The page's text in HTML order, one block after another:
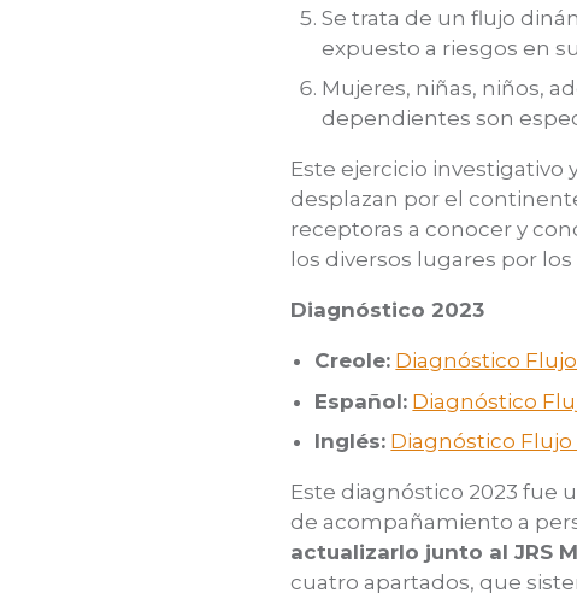
Se trata de un flujo
expuesto a riesgos en
Mujeres, niñas, niños,
dependientes son
Este ejercicio investigativo
desplazan por el
receptoras a conocer y
los diversos lugares por
Diagnóstico 2023
Creole: Diagnóstico
Español: Diagnóstico
Inglés: Diagnóstico
Este diagnóstico 2023 fue
de acompañamiento a
actualizarlo junto al JRS
cuatro apartados, que